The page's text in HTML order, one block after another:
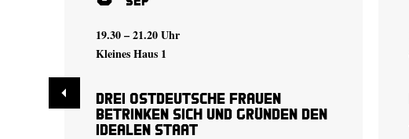
19.30 – 21.20 Uhr
Kleines Haus 1
Drei ostdeutsche Frauen
betrinken sich und gründen den
idealen Staat